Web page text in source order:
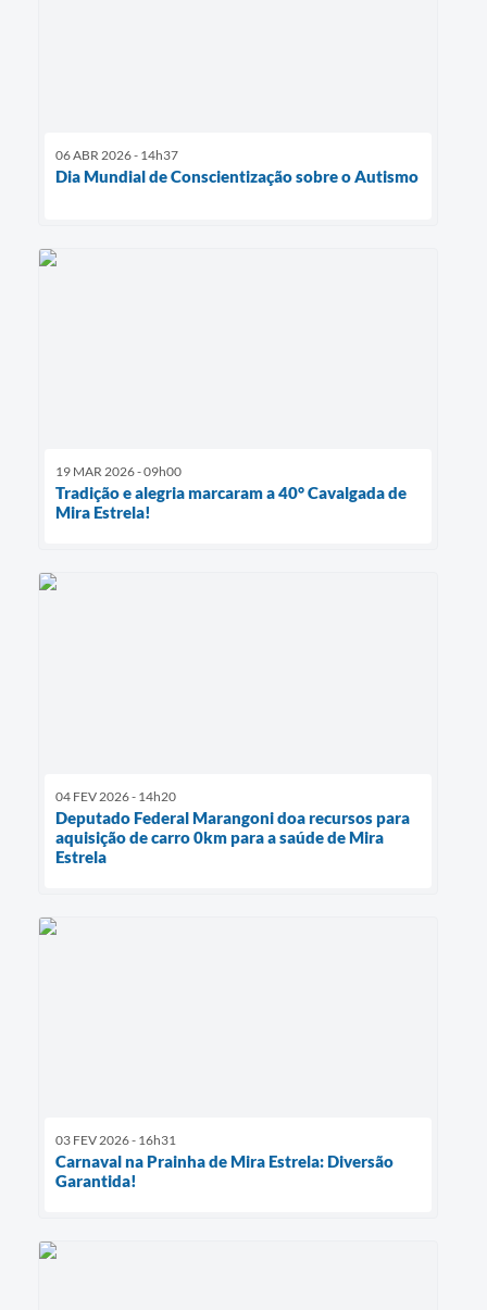
06 ABR 2026 - 14h37
Dia Mundial de Conscientização sobre o Autismo
19 MAR 2026 - 09h00
Tradição e alegria marcaram a 40° Cavalgada de
Mira Estrela!
04 FEV 2026 - 14h20
Deputado Federal Marangoni doa recursos para
aquisição de carro 0km para a saúde de Mira
Estrela
03 FEV 2026 - 16h31
Carnaval na Prainha de Mira Estrela: Diversão
Garantida!